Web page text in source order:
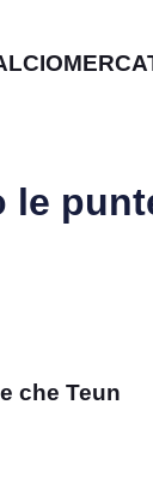
le
che Teun